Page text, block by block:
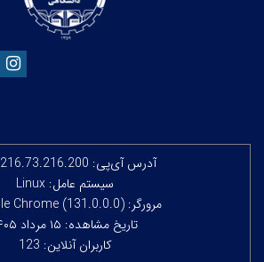
آدرس آی‌پی: 216.73.216.200
سیستم عامل: Linux
مرورگر: Google Chrome (131.0.0.0)
تاریخ مشاهده: ۱۵ مرداد ۱۴۰۵
کاربران آنلاین: 123